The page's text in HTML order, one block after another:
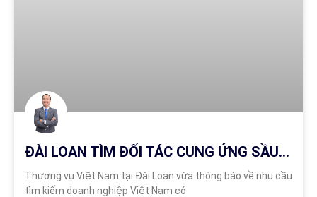
ĐÀI LOAN TÌM ĐỐI TÁC CUNG ỨNG SẦU RIÊNG TƯƠI TỪ VIỆT NAM
Thương vụ Việt Nam tại Đài Loan vừa thông báo về nhu cầu
tìm kiếm doanh nghiệp Việt Nam có